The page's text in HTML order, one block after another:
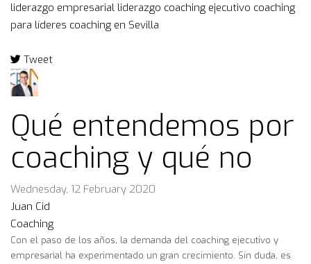
liderazgo empresarial liderazgo coaching ejecutivo coaching
para líderes coaching en Sevilla
Tweet
pinterest
Qué entendemos por
coaching y qué no
Wednesday, 12 February 2020
Juan Cid
Coaching
Con el paso de los años, la demanda del coaching ejecutivo y
empresarial ha experimentado un gran crecimiento. Sin duda, es